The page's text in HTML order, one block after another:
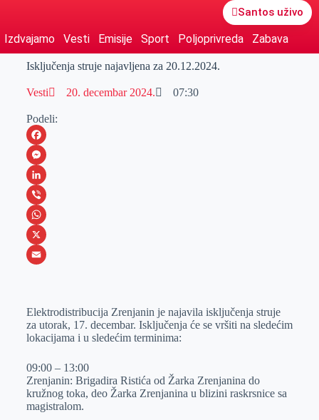
Santos uživo
Izdvajamo Vesti Emisije Sport Poljoprivreda Zabava
Isključenja struje najavljena za 20.12.2024.
Vesti 20. decembar 2024. 07:30
Podeli:
F
a
c
e
b
o
M
e
s
s
e
e
r
L
i
n
k
I
n
V
i
b
W
h
s
A
p
X
a
i
Elektrodistribucija Zrenjanin je najavila isključenja struje
za utorak, 17. decembar. Isključenja će se vršiti na sledećim
lokacijama i u sledećim terminima:
09:00 – 13:00
Zrenjanin: Brigadira Ristića od Žarka Zrenjanina do
kružnog toka, deo Žarka Zrenjanina u blizini raskrsnice sa
magistralom.